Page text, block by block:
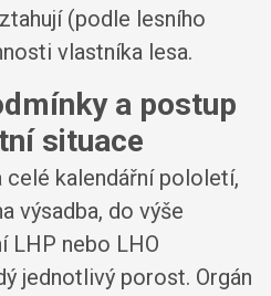
(podle lesního
vlastníka lesa.
a postup
situace
celé kalendářní pololetí,
výsadba, do výše
LHP nebo LHO
jednotlivý porost. Orgán